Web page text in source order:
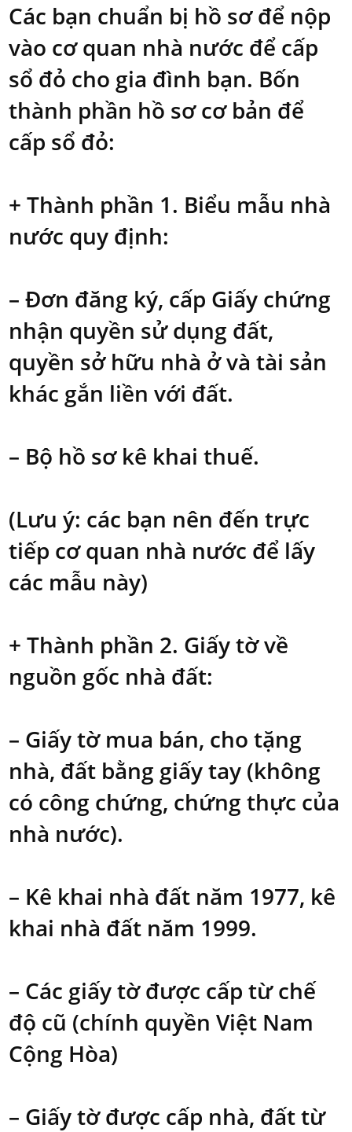
Các bạn chuẩn bị hồ sơ để nộp
vào cơ quan nhà nước để cấp
sổ đỏ cho gia đình bạn. Bốn
thành phần hồ sơ cơ bản để
cấp sổ đỏ:
+ Thành phần 1. Biểu mẫu nhà
nước quy định:
– Đơn đăng ký, cấp Giấy chứng
nhận quyền sử dụng đất,
quyền sở hữu nhà ở và tài sản
khác gắn liền với đất.
– Bộ hồ sơ kê khai thuế.
(Lưu ý: các bạn nên đến trực
tiếp cơ quan nhà nước để lấy
các mẫu này)
+ Thành phần 2. Giấy tờ về
nguồn gốc nhà đất:
– Giấy tờ mua bán, cho tặng
nhà, đất bằng giấy tay (không
có công chứng, chứng thực của
nhà nước).
– Kê khai nhà đất năm 1977, kê
khai nhà đất năm 1999.
– Các giấy tờ được cấp từ chế
độ cũ (chính quyền Việt Nam
Cộng Hòa)
– Giấy tờ được cấp nhà, đất từ